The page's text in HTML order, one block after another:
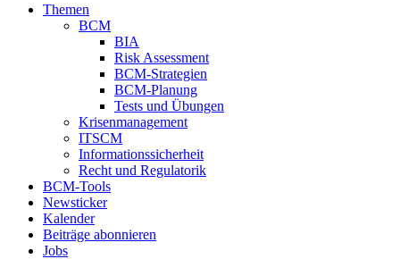
Themen
BCM
BIA
Risk Assessment
BCM-Strategien
BCM-Planung
Tests und Übungen
Krisenmanagement
ITSCM
Informationssicherheit
Recht und Regulatorik
BCM-Tools
Newsticker
Kalender
Beiträge abonnieren
Jobs